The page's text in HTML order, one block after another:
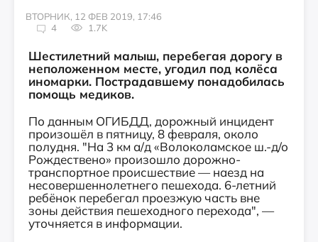
ВТОРНИК, 12 ФЕВ 2019, 17:46
4
1.7K
Шестилетний малыш, перебегая дорогу в
неположенном месте, угодил под колёса
иномарки. Пострадавшему понадобилась
помощь медиков.
По данным ОГИБДД, дорожный инцидент
произошёл в пятницу, 8 февраля, около
полудня. "На 3 км а/д «Волоколамское ш.-д/о
Рождествено» произошло дорожно-
транспортное происшествие — наезд на
несовершеннолетнего пешехода. 6-летний
ребёнок перебегал проезжую часть вне
зоны действия пешеходного перехода", —
уточняется в информации.